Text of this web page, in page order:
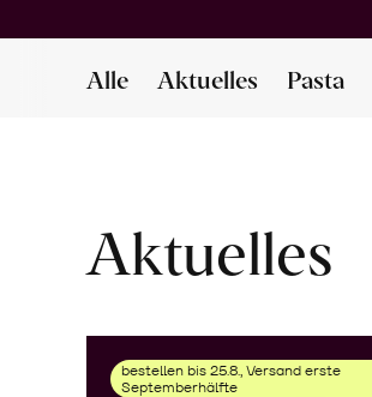
Alle Aktuelles Pasta
Aktuelles
bestellen bis 25.8., Versand erste
Septemberhälfte